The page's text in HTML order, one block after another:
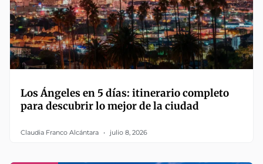
Los Ángeles en 5 días: itinerario completo
para descubrir lo mejor de la ciudad
Claudia Franco Alcántara julio 8, 2026